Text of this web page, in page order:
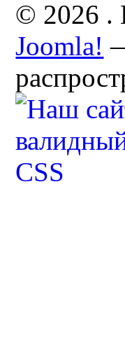
© 2026 .
Joomla!